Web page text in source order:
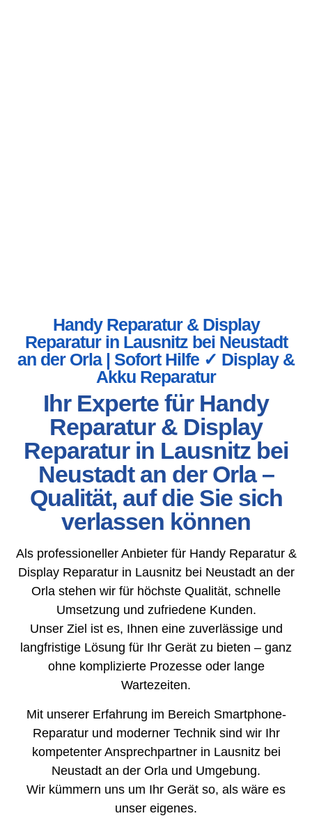
Handy Reparatur & Display
Reparatur in Lausnitz bei Neustadt
an der Orla | Sofort Hilfe ✓ Display &
Akku Reparatur
Ihr Experte für Handy
Reparatur & Display
Reparatur in Lausnitz bei
Neustadt an der Orla –
Qualität, auf die Sie sich
verlassen können
Als professioneller Anbieter für Handy Reparatur &
Display Reparatur in Lausnitz bei Neustadt an der
Orla stehen wir für höchste Qualität, schnelle
Umsetzung und zufriedene Kunden.
Unser Ziel ist es, Ihnen eine zuverlässige und
langfristige Lösung für Ihr Gerät zu bieten – ganz
ohne komplizierte Prozesse oder lange
Wartezeiten.
Mit unserer Erfahrung im Bereich Smartphone-
Reparatur und moderner Technik sind wir Ihr
kompetenter Ansprechpartner in Lausnitz bei
Neustadt an der Orla und Umgebung.
Wir kümmern uns um Ihr Gerät so, als wäre es
unser eigenes.